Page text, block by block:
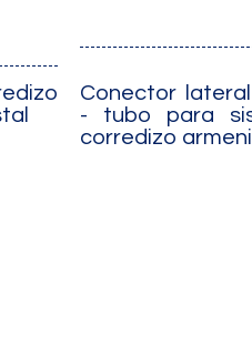
Conector
- tubo para
corredizo